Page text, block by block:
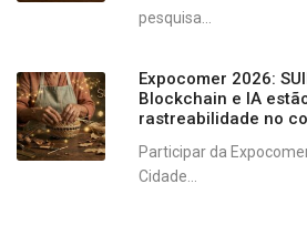
pesquisa...
Expocomer 2026:
Blockchain e IA
rastreabilidade no
Participar da
Cidade...